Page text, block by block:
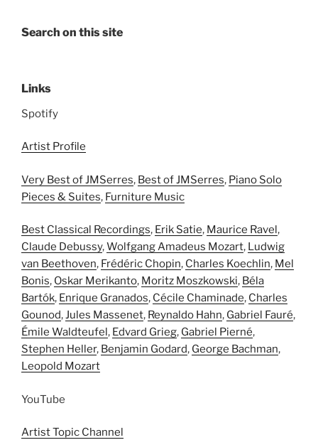
Search on this site
Links
Spotify
Artist Profile
Very Best of JMSerres, Best of JMSerres, Piano Solo
Pieces & Suites, Furniture Music
Best Classical Recordings, Erik Satie, Maurice Ravel,
Claude Debussy,Wolfgang Amadeus Mozart, Ludwig
van Beethoven, Frédéric Chopin, Charles Koechlin, Mel
Bonis, Oskar Merikanto, Moritz Moszkowski, Béla
Bartók, Enrique Granados, Cécile Chaminade, Charles
Gounod,Jules Massenet, Reynaldo Hahn, Gabriel Fauré,
Émile Waldteufel, Edvard Grieg, Gabriel Pierné,
Stephen Heller, Benjamin Godard, George Bachman,
Leopold Mozart
YouTube
Artist Topic Channel